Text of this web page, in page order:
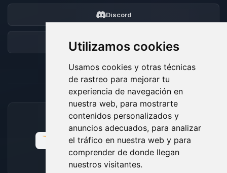
Utilizamos cookies
Usamos cookies y otras técnicas
de rastreo para mejorar tu
experiencia de navegación en
nuestra web, para mostrarte
contenidos personalizados y
anuncios adecuados, para analizar
el tráfico en nuestra web y para
comprender de donde llegan
nuestros visitantes.
Discord
Foro
MÉTODOS DE PAGO ACEPTADOS